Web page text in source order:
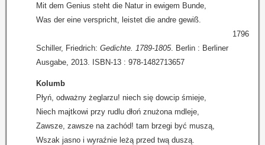
Mit dem Genius steht die Natur in ewigem Bunde,
Was der eine verspricht, leistet die andre gewiß.
1796
Schiller, Friedrich: Gedichte. 1789-1805. Berlin : Berliner
Ausgabe, 2013. ISBN-13 :‎ 978-1482713657
Kolumb
Płyń, odważny żeglarzu! niech się dowcip śmieje,
Niech majtkowi przy rudlu dłoń znużona mdleje,
Zawsze, zawsze na zachód! tam brzegi być muszą,
Wszak jasno i wyraźnie leżą przed twą duszą.